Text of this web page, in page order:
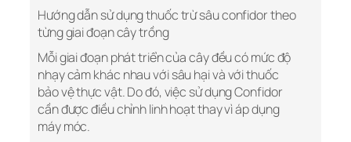
Hướng dẫn sử dụng thuốc trừ sâu confidor theo
từng giai đoạn cây trồng
Mỗi giai đoạn phát triển của cây đều có mức độ
nhạy cảm khác nhau với sâu hại và với thuốc
bảo vệ thực vật. Do đó, việc sử dụng Confidor
cần được điều chỉnh linh hoạt thay vì áp dụng
máy móc.